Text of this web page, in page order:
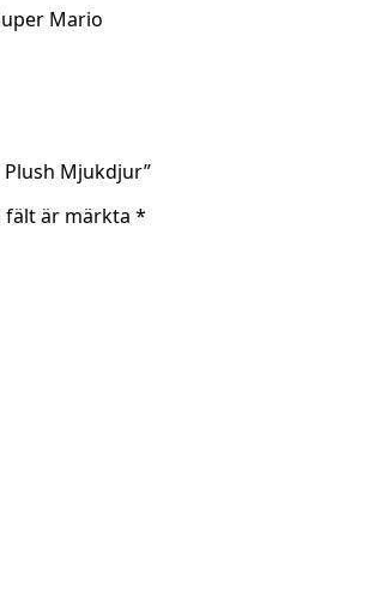
Mario
Mjukdjur”
är märkta *